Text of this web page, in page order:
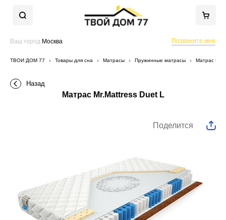
Ваш город Москва Позвоните мне
ТВОЙ ДОМ 77 Товары для сна Матрасы Пружинные матрасы Матрас
Назад
Матрас Mr.Mattress Duet L
Поделится